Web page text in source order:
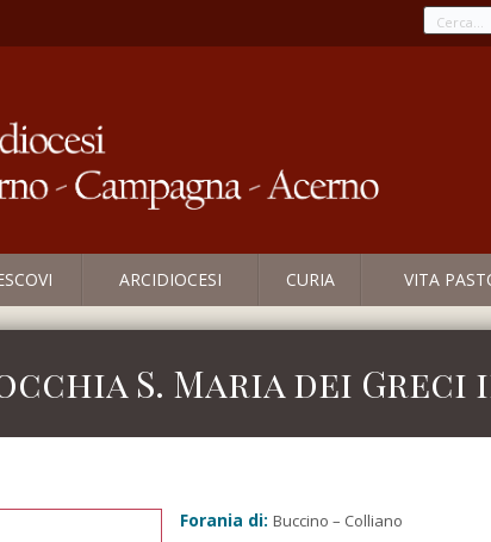
ARCIDIOCESI CURIA VITA
S. Maria dei
Forania di:Buccino – Colliano